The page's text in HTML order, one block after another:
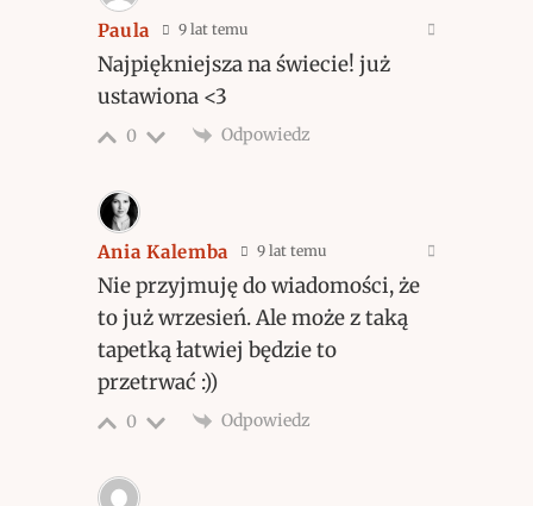
Paula 9 lat temu
Najpiękniejsza na świecie! już
ustawiona <3
0 Odpowiedz
Ania Kalemba 9 lat temu
Nie przyjmuję do wiadomości, że
to już wrzesień. Ale może z taką
tapetką łatwiej będzie to
przetrwać :))
0 Odpowiedz